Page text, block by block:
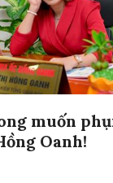
muốn
Oanh!